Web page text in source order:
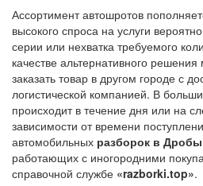
Ассортимент автошротов
высокого спроса на услуги
серии или нехватка требуемого
качестве альтернативного
заказать товар в другом городе с
логистической компанией. В
происходит в течение дня или на
зависимости от времени
автомобильных разборок в
работающих с иногородними
справочной службе «razborki.top».